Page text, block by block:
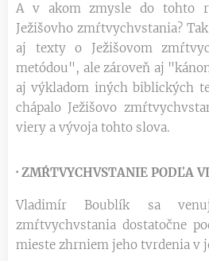
A v akom zmysle do tohto
Ježišovho zmŕtvychvstania?
aj texty o Ježišovom
metódou", ale zároveň aj
aj výkladom iných biblických
chápalo Ježišovo
viery a vývoja tohto slova.
· ZMŔTVYCHVSTANIE PODĽA
Vladimír Boublík sa
zmŕtvychvstania dostatočne
mieste zhrniem jeho tvrdenia v